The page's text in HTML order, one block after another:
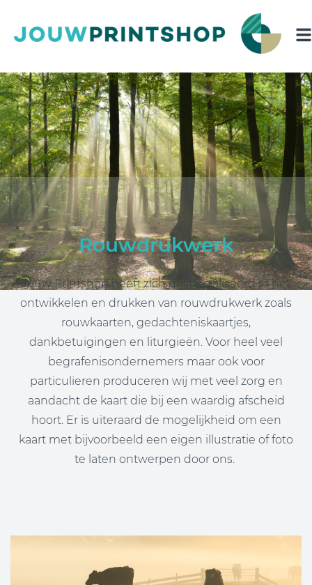
Rouwdrukwerk
Jouw Printshop heeft zich gespecialiseerd in het
ontwikkelen en drukken van rouwdrukwerk zoals
rouwkaarten, gedachteniskaartjes,
dankbetuigingen en liturgieën. Voor heel veel
begrafenisondernemers maar ook voor
particulieren produceren wij met veel zorg en
aandacht de kaart die bij een waardig afscheid
hoort. Er is uiteraard de mogelijkheid om een
kaart met bijvoorbeeld een eigen illustratie of foto
te laten ontwerpen door ons.